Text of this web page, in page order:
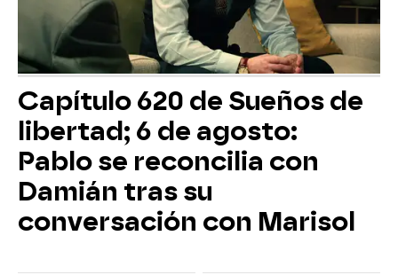
Capítulo 620 de Sueños de
libertad; 6 de agosto:
Pablo se reconcilia con
Damián tras su
conversación con Marisol